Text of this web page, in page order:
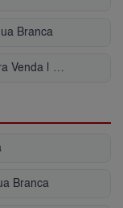
Branca
Apartamento com portaria 24 horas para Venda | Água Branca
Branca